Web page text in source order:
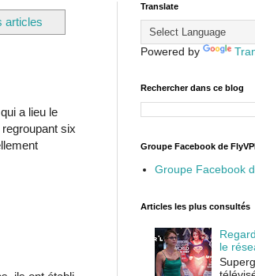
articles
a lieu le
six
Translate
Powered by
Rechercher dans ce blog
Groupe Facebook de
Groupe Facebook
Articles les plus consultés
le